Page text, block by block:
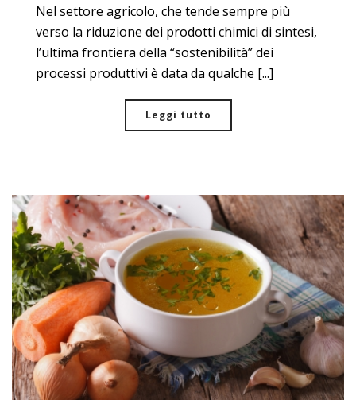
Nel settore agricolo, che tende sempre più
verso la riduzione dei prodotti chimici di sintesi,
l’ultima frontiera della “sostenibilità” dei
processi produttivi è data da qualche [...]
Leggi tutto